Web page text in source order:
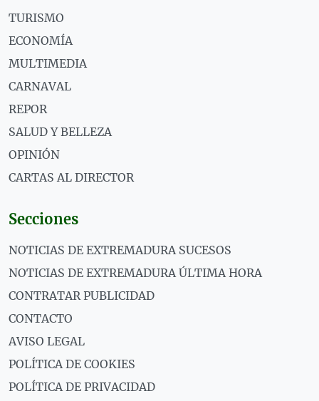
TURISMO
ECONOMÍA
MULTIMEDIA
CARNAVAL
REPOR
SALUD Y BELLEZA
OPINIÓN
CARTAS AL DIRECTOR
Secciones
NOTICIAS DE EXTREMADURA SUCESOS
NOTICIAS DE EXTREMADURA ÚLTIMA HORA
CONTRATAR PUBLICIDAD
CONTACTO
AVISO LEGAL
POLÍTICA DE COOKIES
POLÍTICA DE PRIVACIDAD